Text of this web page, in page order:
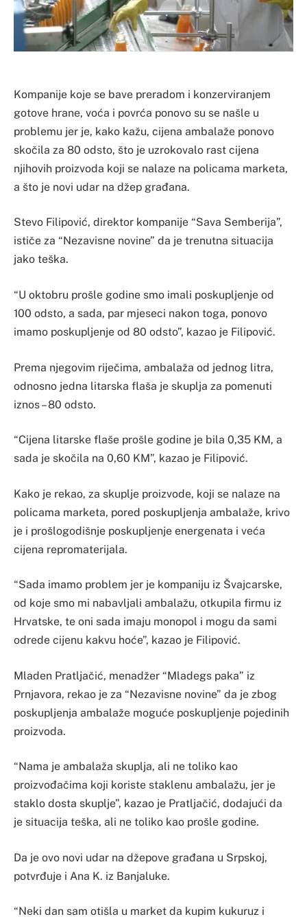
Kompanije koje se bave preradom i konzerviranjem
gotove hrane, voća i povrća ponovo su se našle u
problemu jer je, kako kažu, cijena ambalaže ponovo
skočila za 80 odsto, što je uzrokovalo rast cijena
njihovih proizvoda koji se nalaze na policama marketa,
a što je novi udar na džep građana.
Stevo Filipović, direktor kompanije “Sava Semberija”,
ističe za “Nezavisne novine” da je trenutna situacija
jako teška.
“U oktobru prošle godine smo imali poskupljenje od
100 odsto, a sada, par mjeseci nakon toga, ponovo
imamo poskupljenje od 80 odsto”, kazao je Filipović.
Prema njegovim riječima, ambalaža od jednog litra,
odnosno jedna litarska flaša je skuplja za pomenuti
iznos – 80 odsto.
“Cijena litarske flaše prošle godine je bila 0,35 KM, a
sada je skočila na 0,60 KM”, kazao je Filipović.
Kako je rekao, za skuplje proizvode, koji se nalaze na
policama marketa, pored poskupljenja ambalaže, krivo
je i prošlogodišnje poskupljenje energenata i veća
cijena repromaterijala.
“Sada imamo problem jer je kompaniju iz Švajcarske,
od koje smo mi nabavljali ambalažu, otkupila firmu iz
Hrvatske, te oni sada imaju monopol i mogu da sami
odrede cijenu kakvu hoće”, kazao je Filipović.
Mladen Pratljačić, menadžer “Mladegs paka” iz
Prnjavora, rekao je za “Nezavisne novine” da je zbog
poskupljenja ambalaže moguće poskupljenje pojedinih
proizvoda.
“Nama je ambalaža skuplja, ali ne toliko kao
proizvođačima koji koriste staklenu ambalažu, jer je
staklo dosta skuplje”, kazao je Pratljačić, dodajući da
je situacija teška, ali ne toliko kao prošle godine.
Da je ovo novi udar na džepove građana u Srpskoj,
potvrđuje i Ana K. iz Banjaluke.
“Neki dan sam otišla u market da kupim kukuruz i